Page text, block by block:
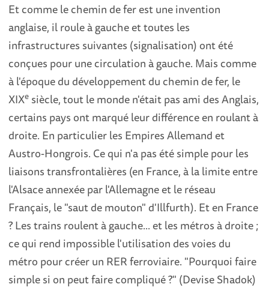
Et comme le chemin de fer est une invention
anglaise, il roule à gauche et toutes les
infrastructures suivantes (signalisation) ont été
conçues pour une circulation à gauche. Mais comme
à l'époque du développement du chemin de fer, le
XIXe siècle, tout le monde n'était pas ami des Anglais,
certains pays ont marqué leur différence en roulant à
droite. En particulier les Empires Allemand et
Austro-Hongrois. Ce qui n'a pas été simple pour les
liaisons transfrontalières (en France, à la limite entre
l'Alsace annexée par l'Allemagne et le réseau
Français, le "saut de mouton" d'Illfurth). Et en France
? Les trains roulent à gauche... et les métros à droite ;
ce qui rend impossible l'utilisation des voies du
métro pour créer un RER ferroviaire. "Pourquoi faire
simple si on peut faire compliqué ?" (Devise Shadok)